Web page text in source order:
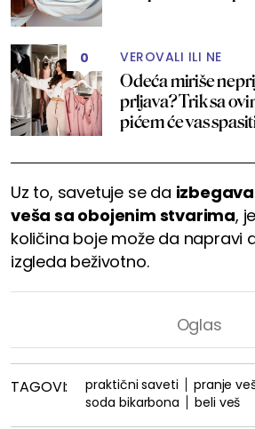
0 VEROVALI ILI NE
Odeća miriše
prljava? Trik sa
pićem će vas
Uz to, savetuje se da
veša sa obojenim stvarima,
količina boje može da napravi
izgleda beživotno.
TAGOVI: praktični saveti
pranje
soda bikarbona
beli veš